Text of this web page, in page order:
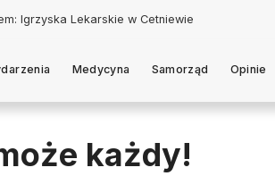
w pogoni za króliczkiem
Medycyna Samorząd Opinie
każdy!